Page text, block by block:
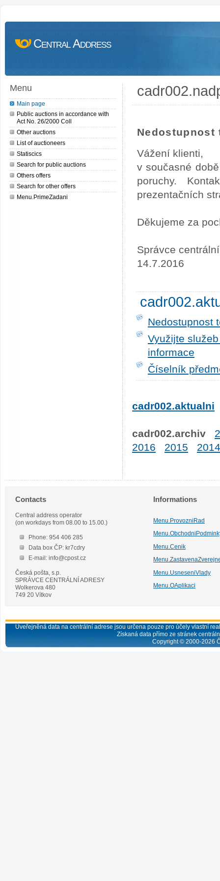
Central Address
Menu
Main page
Public auctions in accordance with
Act No. 26/2000 Coll
Other auctions
List of auctioneers
Statiscics
Search for public auctions
Others offers
Search for other offers
Menu.PrimeZadani
Nedostupnost
Vážení klienti,
v současné
poruchy.
prezentačních
Děkujeme za
Správce
14.7.2016
Nedostupnost
Využijte
informace
Číselník
cadr002.aktualni
cadr002.archiv
2016
2015 2014
Contacts
Central address operator
(on workdays from 08.00 to 15.00.)
Phone: 954 406 285
Data box ČP: kr7cdry
E-mail: info@cpost.cz
Česká pošta, s.p.
SPRÁVCE CENTRÁLNÍ ADRESY
Wolkerova 480
749 20 Vítkov
Informations
Menu.ProvozniRad
Menu.Cenik
Menu.UsneseniVlady
Menu.OAplikaci
Uveřejněná data na centrální adrese jsou určena pouze pro účely vlastní
Získaná data přímo ze stránek
Copyright © 2000-2026